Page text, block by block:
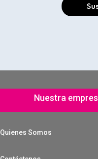
Nuestra
Quienes Somos